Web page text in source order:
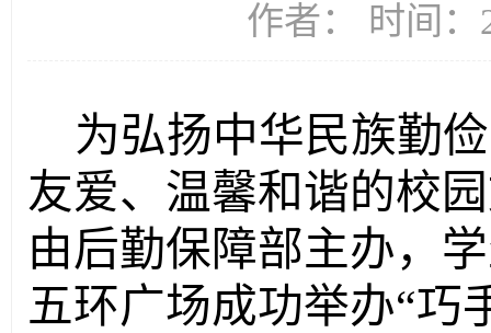
作者： 时间：
为弘扬中华民族勤
友爱、温馨和谐的校
由后勤保障部主办，
五环广场成功举办“巧